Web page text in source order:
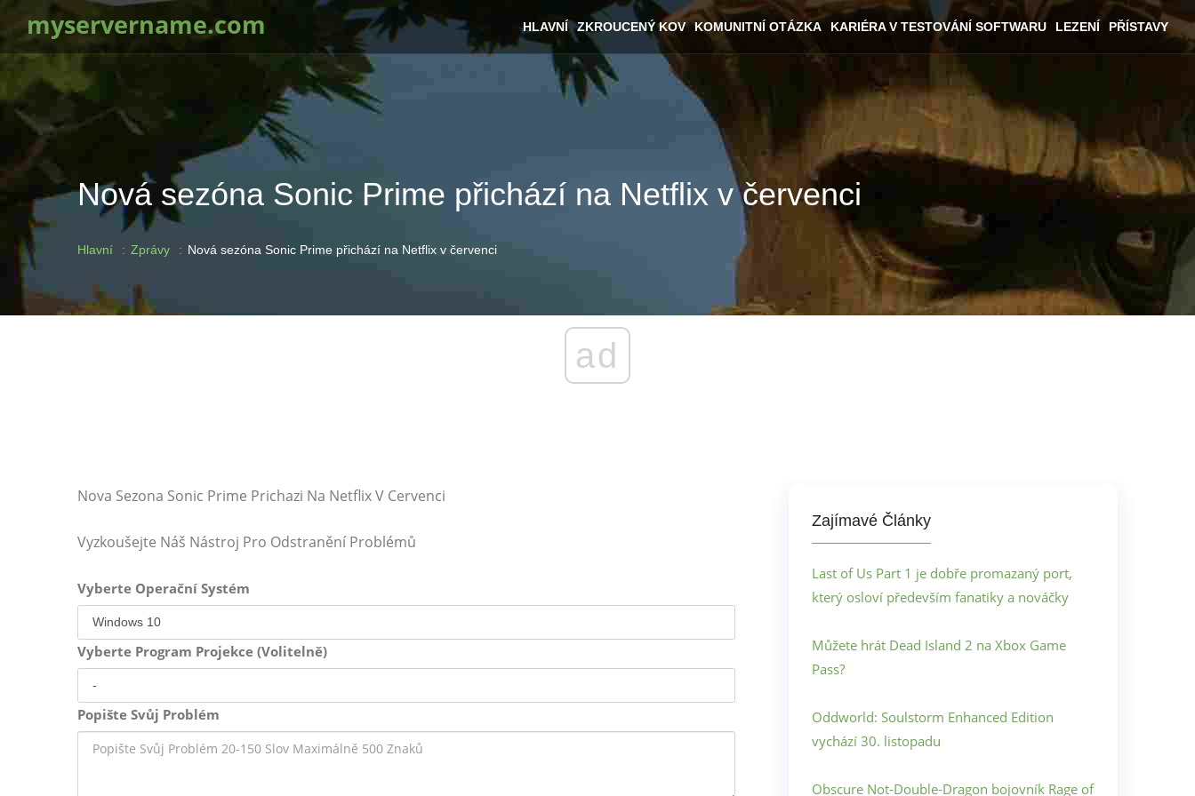
myservername.com HLAVNÍ ZKROUCENÝ KOV KOMUNITNÍ OTÁZKA KARIÉRA V TESTOVÁNÍ SOFTWARU LEZENÍ PŘÍSTAVY
Nová sezóna Sonic Prime přichází na Netflix v červenci
Hlavní Zprávy Nová sezóna Sonic Prime přichází na Netflix v červenci
ad
Nova Sezona Sonic Prime Prichazi Na Netflix V Cervenci
Vyzkoušejte Náš Nástroj Pro Odstranění Problémů
Vyberte Operační Systém
Vyberte Program Projekce (Volitelně)
Popište Svůj Problém
Zajímavé Články
Last of Us Part 1 je dobře promazaný port,
který osloví především fanatiky a nováčky
Můžete hrát Dead Island 2 na Xbox Game
Pass?
Oddworld: Soulstorm Enhanced Edition
vychází 30. listopadu
Obscure Not-Double-Dragon bojovník Rage of